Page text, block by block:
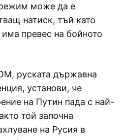
може да е
натиск, тъй като
превес на бойното
руската държавна
установи, че
на Путин пада с най-
той започна
на Русия в